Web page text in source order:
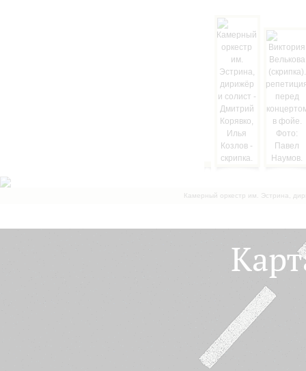
Камерный оркестр им. Эстрина,